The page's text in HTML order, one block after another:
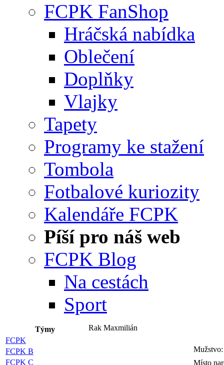
FCPK FanShop
Hráčská nabídka
Oblečení
Doplňky
Vlajky
Tapety
Programy ke stažení
Tombola
Fotbalové kuriozity
Kalendáře FCPK
Píší pro náš web
FCPK Blog
Na cestách
Sport
Týmy
FCPK
FCPK B
FCPK C
Rak Maxmilián
Mužstvo:
Místo